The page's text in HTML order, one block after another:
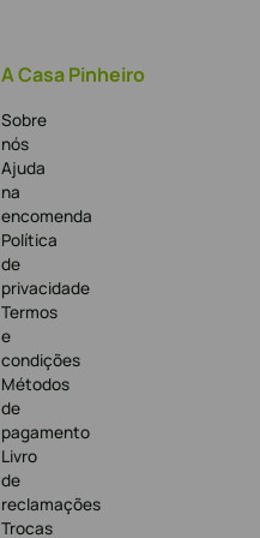
A Casa Pinheiro
Sobre
nós
Ajuda
na
encomenda
Política
de
privacidade
Termos
e
condições
Métodos
de
pagamento
Livro
de
reclamações
Trocas